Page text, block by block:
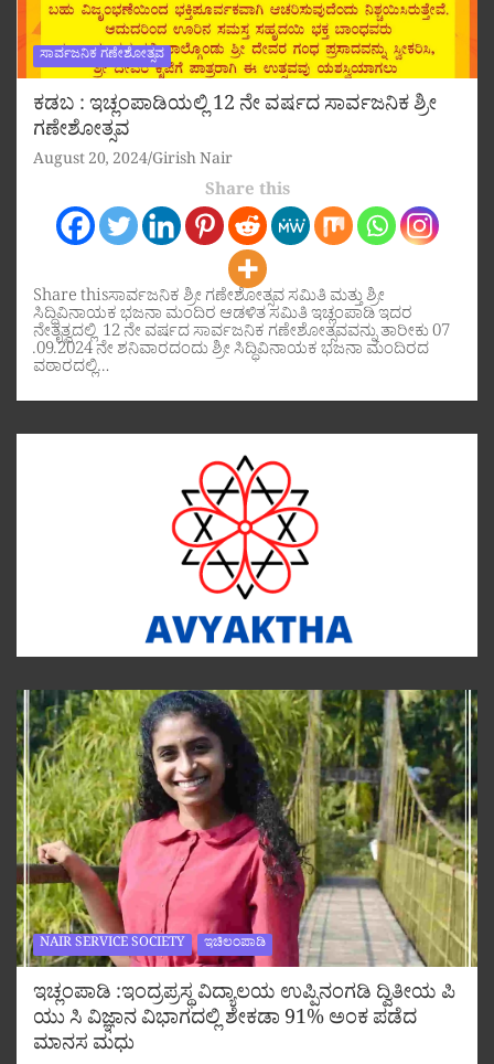
ಸಾರ್ವಜನಿಕ ಗಣೇಶೋತ್ಸವ
ಕಡಬ : ಇಚ್ಲಂಪಾಡಿಯಲ್ಲಿ 12 ನೇ ವರ್ಷದ ಸಾರ್ವಜನಿಕ ಶ್ರೀ
ಗಣೇಶೋತ್ಸವ
August 20, 2024 Girish Nair
Share this
Share thisಸಾರ್ವಜನಿಕ ಶ್ರೀ ಗಣೇಶೋತ್ಸವ ಸಮಿತಿ ಮತ್ತು ಶ್ರೀ
ಸಿದ್ಧಿವಿನಾಯಕ ಭಜನಾ ಮಂದಿರ ಆಡಳಿತ ಸಮಿತಿ ಇಚ್ಲಂಪಾಡಿ ಇದರ
ನೇತೃತ್ವದಲ್ಲಿ 12 ನೇ ವರ್ಷದ ಸಾರ್ವಜನಿಕ ಗಣೇಶೋತ್ಸವವನ್ನು ತಾರೀಕು 07
.09.2024 ನೇ ಶನಿವಾರದಂದು ಶ್ರೀ ಸಿದ್ಧಿವಿನಾಯಕ ಭಜನಾ ಮಂದಿರದ
ವಠಾರದಲ್ಲಿ…
NAIR SERVICE SOCIETY ಇಚಿಲಂಪಾಡಿ
ಇಚ್ಲಂಪಾಡಿ :ಇಂದ್ರಪ್ರಸ್ಥ ವಿದ್ಯಾಲಯ ಉಪ್ಪಿನಂಗಡಿ ದ್ವಿತೀಯ ಪಿ
ಯು ಸಿ ವಿಜ್ಞಾನ ವಿಭಾಗದಲ್ಲಿ ಶೇಕಡಾ 91% ಅಂಕ ಪಡೆದ
ಮಾನಸ ಮಧು